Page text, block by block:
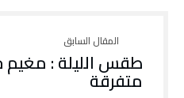
طقس الليلة : مغيم
متفرقة